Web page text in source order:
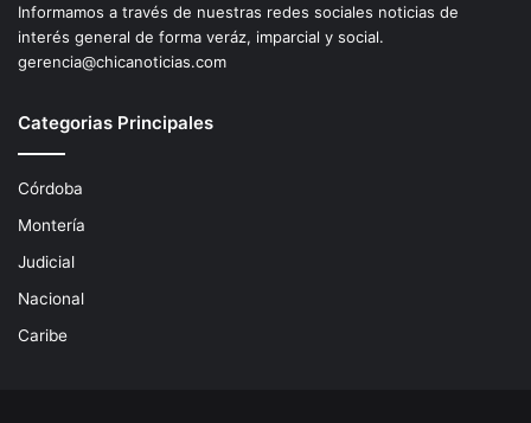
Informamos a través de nuestras redes sociales noticias de
interés general de forma veráz, imparcial y social.
gerencia@chicanoticias.com
Categorias Principales
Córdoba
Montería
Judicial
Nacional
Caribe